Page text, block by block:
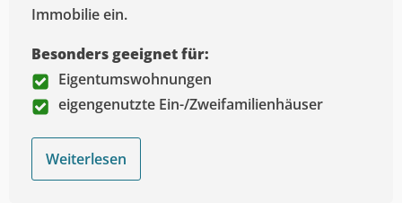
Immobilie ein.
Besonders geeignet für:
Eigentumswohnungen
eigengenutzte Ein-/Zweifamilienhäuser
Weiterlesen